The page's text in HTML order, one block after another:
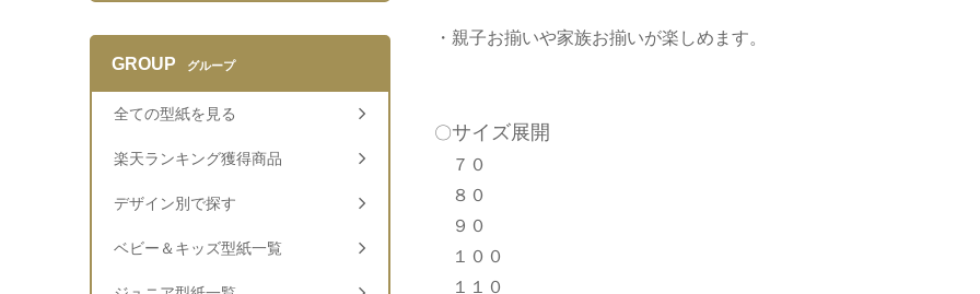
・親子お揃いや家族お揃いが楽しめます。
〇サイズ展開
７０
８０
９０
１００
１１０
GROUP グループ
全ての型紙を見る
楽天ランキング獲得商品
デザイン別で探す
ベビー＆キッズ型紙一覧